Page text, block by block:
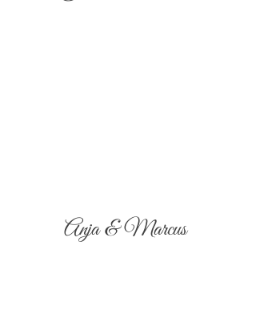
Anja & Marcus